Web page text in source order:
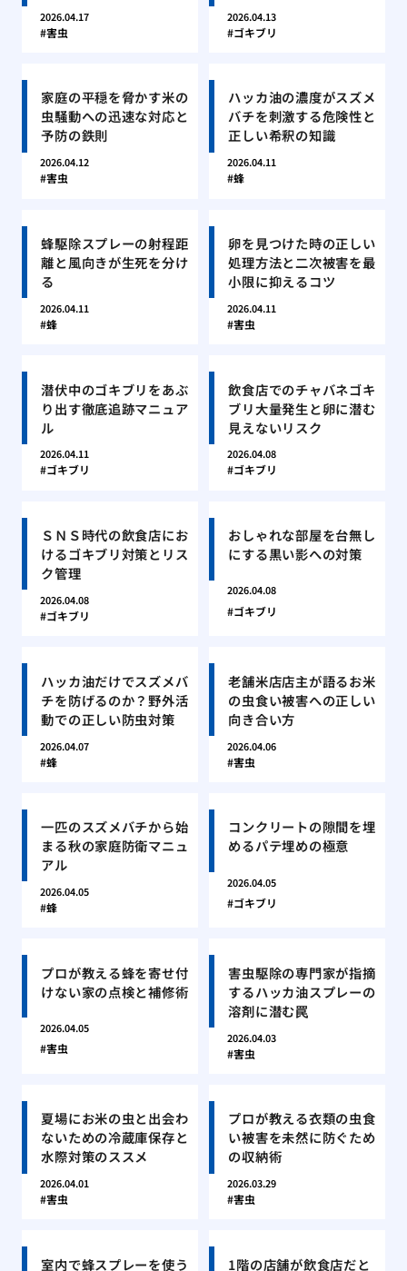
2026.04.17
害虫
2026.04.13
ゴキブリ
家庭の平穏を脅かす米の
虫騒動への迅速な対応と
予防の鉄則
2026.04.12
害虫
ハッカ油の濃度がスズメ
バチを刺激する危険性と
正しい希釈の知識
2026.04.11
蜂
蜂駆除スプレーの射程距
離と風向きが生死を分け
る
2026.04.11
蜂
卵を見つけた時の正しい
処理方法と二次被害を最
小限に抑えるコツ
2026.04.11
害虫
潜伏中のゴキブリをあぶ
り出す徹底追跡マニュア
ル
2026.04.11
ゴキブリ
飲食店でのチャバネゴキ
ブリ大量発生と卵に潜む
見えないリスク
2026.04.08
ゴキブリ
ＳＮＳ時代の飲食店にお
けるゴキブリ対策とリス
ク管理
2026.04.08
ゴキブリ
おしゃれな部屋を台無し
にする黒い影への対策
2026.04.08
ゴキブリ
ハッカ油だけでスズメバ
チを防げるのか？野外活
動での正しい防虫対策
2026.04.07
蜂
老舗米店店主が語るお米
の虫食い被害への正しい
向き合い方
2026.04.06
害虫
一匹のスズメバチから始
まる秋の家庭防衛マニュ
アル
2026.04.05
蜂
コンクリートの隙間を埋
めるパテ埋めの極意
2026.04.05
ゴキブリ
プロが教える蜂を寄せ付
けない家の点検と補修術
2026.04.05
害虫
害虫駆除の専門家が指摘
するハッカ油スプレーの
溶剤に潜む罠
2026.04.03
害虫
夏場にお米の虫と出会わ
ないための冷蔵庫保存と
水際対策のススメ
2026.04.01
害虫
プロが教える衣類の虫食
い被害を未然に防ぐため
の収納術
2026.03.29
害虫
室内で蜂スプレーを使う 1階の店舗が飲食店だと